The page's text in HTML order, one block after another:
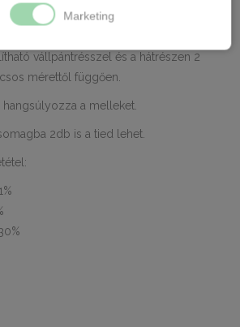
melltartó tökéletes választás,egyszerre
és tartást.
vállpántrésszel és a hátrészen 2
mérettől függően.
hangsúlyozza a melleket.
2db is a tied lehet.
Marketing